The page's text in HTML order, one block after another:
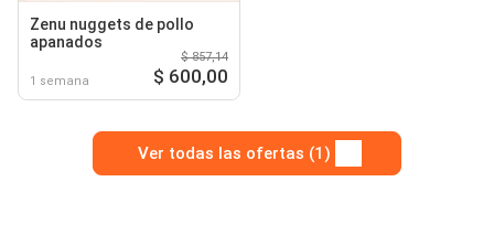
Zenu nuggets de pollo
apanados
1 semana
$ 857,14
$ 600,00
Ver todas las ofertas (1)